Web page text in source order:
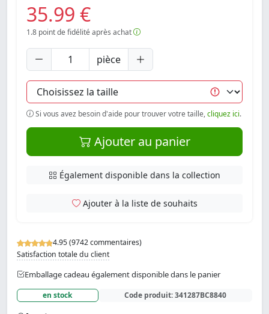
4.95 (9742 commentaires)
Satisfaction totale du client
Emballage cadeau également disponible dans le panier
en stock Code produit:341287BC8840
35.99 €
1.8 point de fidélité après achat
pièce
Si vous avez besoin d'aide pour trouver votre taille,cliquez ici.
Ajouter au panier
Également disponible dans la collection
Ajouter à la liste de souhaits